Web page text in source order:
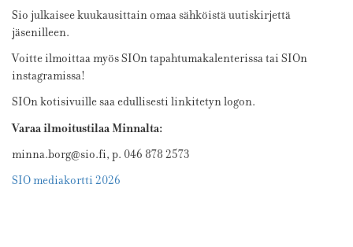
Sio julkaisee kuukausittain omaa sähköistä uutiskirjettä
jäsenilleen.
Voitte ilmoittaa myös SIOn tapahtumakalenterissa tai SIOn
instagramissa!
SIOn kotisivuille saa edullisesti linkitetyn logon.
Varaa ilmoitustilaa Minnalta:
minna.borg@sio.fi, p. 046 878 2573
SIO mediakortti 2026